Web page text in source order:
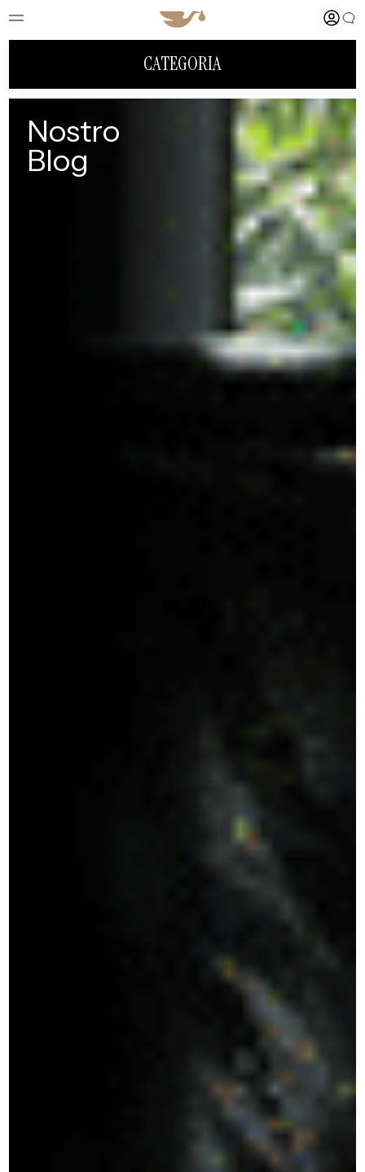
CATEGORIA
Nostro
Blog